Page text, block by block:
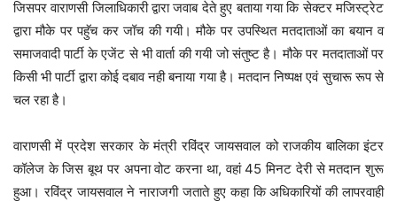
जिसपर वाराणसी जिलाधिकारी द्वारा जवाब देते हुए बताया गया कि सेक्टर मजिस्ट्रेट
द्वारा मौके पर पहुॅच कर जॉच की गयी। मौके पर उपस्थित मतदाताओं का बयान व
समाजवादी पार्टी के एजेंट से भी वार्ता की गयी जो संतुष्ट है। मौके पर मतदाताओं पर
किसी भी पार्टी द्वारा कोई दबाव नही बनाया गया है। मतदान निष्पक्ष एवं सुचारू रूप से
चल रहा है।
वाराणसी में प्रदेश सरकार के मंत्री रविंद्र जायसवाल को राजकीय बालिका इंटर
कॉलेज के जिस बूथ पर अपना वोट करना था, वहां 45 मिनट देरी से मतदान शुरू
हुआ। रविंद्र जायसवाल ने नाराजगी जताते हुए कहा कि अधिकारियों की लापरवाही